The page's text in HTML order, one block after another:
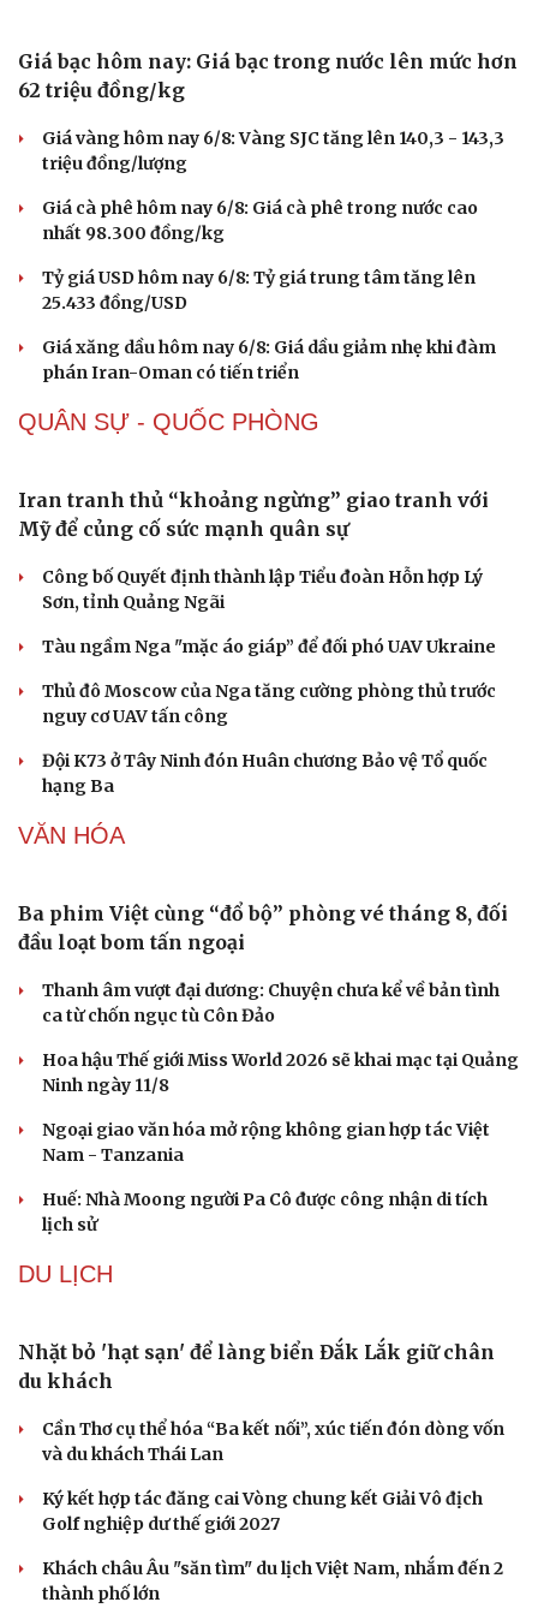
Sức khỏe
Cây thuốc
Sản phụ khoa
Nhi khoa
Nam khoa
Làm đẹp - giảm cân
Phòng mạch online
Blog
Tình yêu - Gia đình
Đồng Tháp tinh gọn mạng lưới trường học, giữ ổn
định hoạt động dạy và học
Hiện trường ngổn ngang sau vụ cháy lớn tại Khu
thương mại Biên Hòa ở Đồng Nai
Sau sáp nhập thôn, tổ dân phố: Người trẻ "gánh việc
làng", khát khao cống hiến
Sản phẩm bút tiêm giảm cân bị kiểm tra sau phản ánh
bán tràn lan online
THỊ TRƯỜNG
Giá vàng hôm nay 6/8: Vàng SJC tăng lên 140,3 - 143,3
Giá cà phê hôm nay 6/8: Giá cà phê trong nước cao
Tỷ giá USD hôm nay 6/8: Tỷ giá trung tâm tăng lên
Giá xăng dầu hôm nay 6/8: Giá dầu giảm nhẹ khi đàm
QUÂN SỰ - QUỐC PHÒNG
Công bố Quyết định thành lập Tiểu đoàn Hỗn hợp Lý
Tàu ngầm Nga "mặc áo giáp” để đối phó UAV Ukraine
Thủ đô Moscow của Nga tăng cường phòng thủ trước
nguy cơ UAV tấn công
Đội K73 ở Tây Ninh đón Huân chương Bảo vệ Tổ quốc
hạng Ba